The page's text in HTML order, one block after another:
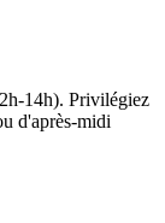
14h). Privilégiez
d'après-midi